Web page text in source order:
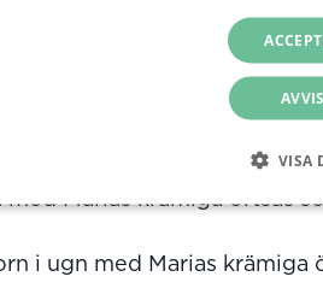
la King med kokt potatis
a la King med kokt potatis
med Marias krämiga örtsås
i ugn med Marias krämiga
VISA